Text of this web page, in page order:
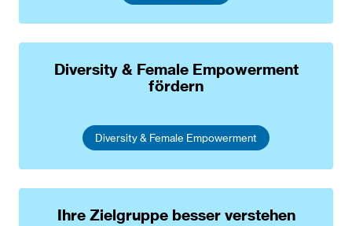
Diversity & Female Empowerment
fördern
Diversity & Female Empowerment
Ihre Zielgruppe besser verstehen